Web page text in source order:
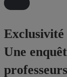
Exclusivité
Une